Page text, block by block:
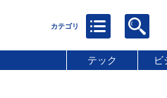
テック ビ